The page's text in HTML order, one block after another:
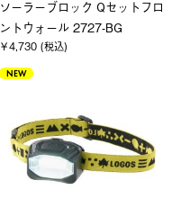
ソーラーブロック Qセットフロ
ントウォール 2727-BG
￥4,730 (税込)
NEW